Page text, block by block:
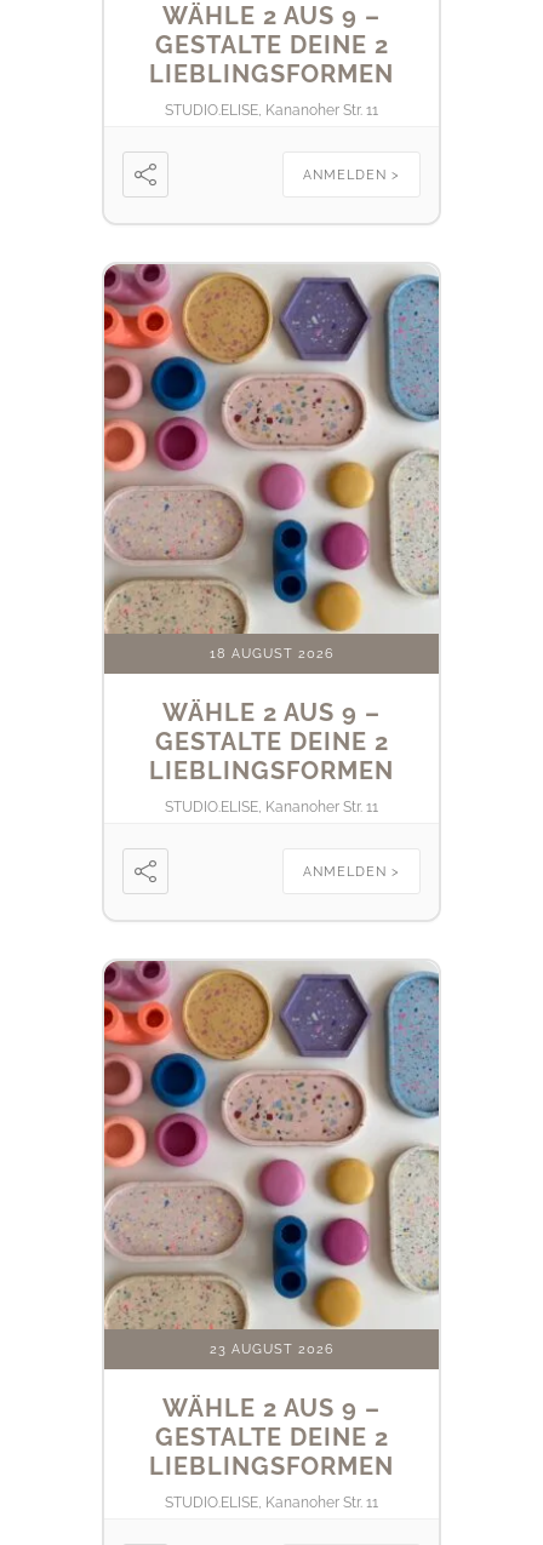
WÄHLE 2 AUS 9 –
GESTALTE DEINE 2
LIEBLINGSFORMEN
STUDIO.ELISE, Kananoher Str. 11
ANMELDEN >
18 AUGUST 2026
WÄHLE 2 AUS 9 –
GESTALTE DEINE 2
LIEBLINGSFORMEN
STUDIO.ELISE, Kananoher Str. 11
ANMELDEN >
23 AUGUST 2026
WÄHLE 2 AUS 9 –
GESTALTE DEINE 2
LIEBLINGSFORMEN
STUDIO.ELISE, Kananoher Str. 11